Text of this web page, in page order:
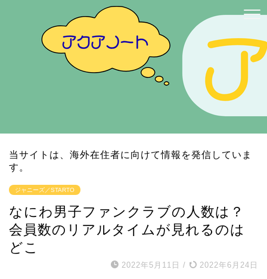
当サイトは、海外在住者に向けて情報を発信していま
す。
ジャニーズ／STARTO
なにわ男子ファンクラブの人数は？
会員数のリアルタイムが見れるのは
どこ
2022年5月11日 / 2022年6月24日